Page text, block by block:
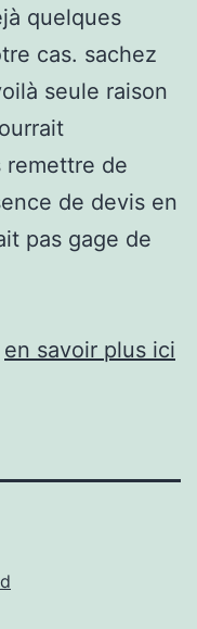
quelques
cas. sachez
seule raison
remettre de
de devis en
pas gage de
en savoir plus ici